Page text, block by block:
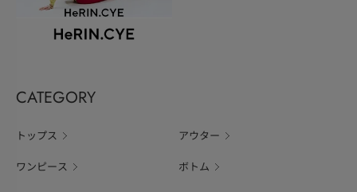
CATEGORY
トップス アウター
ワンピース ボトム